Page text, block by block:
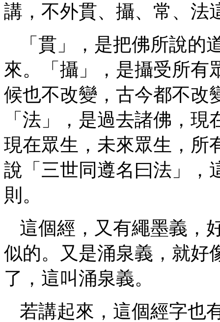
講，不外貫、攝、常、法
「貫」，是把佛所說
來。「攝」，是攝受所有
候也不改變，古今都不改
「法」，是過去諸佛，
現在眾生，未來眾生，所
說「三世同遵名曰法」，
則。
這個經，又有繩墨義，
似的。又是涌泉義，就好
了，這叫涌泉義。
若講起來，這個經字也